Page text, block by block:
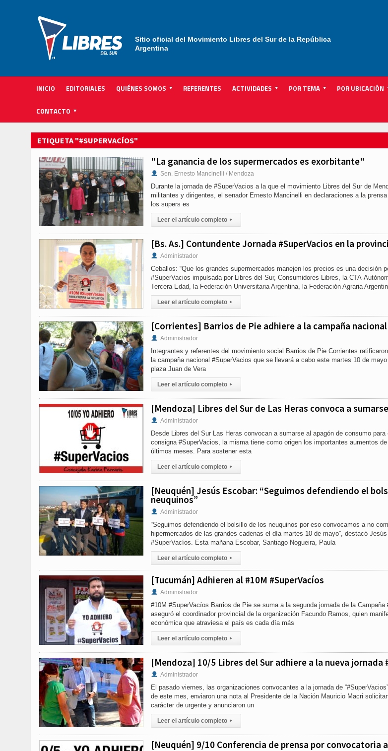
Sitio oficial del Movimiento Libres del Sur de la República
Argentina
INICIO EDITORIALES QUIÉNES SOMOS REFERENTES ACTIVIDADES POR TEMA POR UBICACIÓN
CONTACTO
ETIQUETA "#SUPERVACÍOS"
"La ganancia de los supermercados es exorbitante"
Sen. Ernesto Mancinelli / Mendoza
Durante la jornada de #SuperVacios a la que el movimiento Libres del Sur de
militantes y dirigentes, el senador Ernesto Mancinelli en declaraciones a la
los supers es
Leer el artículo completo ▸
[Bs. As.] Contundente Jornada #SuperVacios en la
Administrador
Ceballos: “Que los grandes supermercados manejen los precios es una decisión
#SuperVacios impulsada por Libres del Sur, Consumidores Libres, la CTA-
Tercera Edad, la Federación Universitaria Argentina, la Federación Agraria
Leer el artículo completo ▸
[Corrientes] Barrios de Pie adhiere a la campaña nacional
Administrador
Integrantes y referentes del movimiento social Barrios de Pie Corrientes
la campaña nacional ‪#‎SuperVacios que se llevará a cabo este martes 10 de
plaza Juan de Vera
Leer el artículo completo ▸
[Mendoza] Libres del Sur de Las Heras convoca a
Administrador
Desde Libres del Sur Las Heras convocan a sumarse al apagón de consumo
consigna #SuperVacios, la misma tiene como origen los importantes aumentos
últimos meses. Para sostener esta
Leer el artículo completo ▸
[Neuquén] Jesús Escobar: “Seguimos defendiendo el
neuquinos”
Administrador
“Seguimos defendiendo el bolsillo de los neuquinos por eso convocamos a no
hipermercados de las grandes cadenas el día martes 10 de mayo”, destacó
#SuperVacíos. Esta mañana Escobar, Santiago Nogueira, Paula
Leer el artículo completo ▸
[Tucumán] Adhieren al #10M #SuperVacíos
Administrador
#10M #SuperVacíos Barrios de Pie se suma a la segunda jornada de la Campaña
aseguró el coordinador provincial de la organización Facundo Ramos, quien
económica que atraviesa el país es cada día más
Leer el artículo completo ▸
[Mendoza] 10/5 Libres del Sur adhiere a la nueva jornada
Administrador
El pasado viernes, las organizaciones convocantes a la jornada de
de este mes, enviaron una nota al Presidente de la Nación Mauricio Macri
carácter de urgente y anunciaron un
Leer el artículo completo ▸
[Neuquén] 9/10 Conferencia de prensa por convocatoria